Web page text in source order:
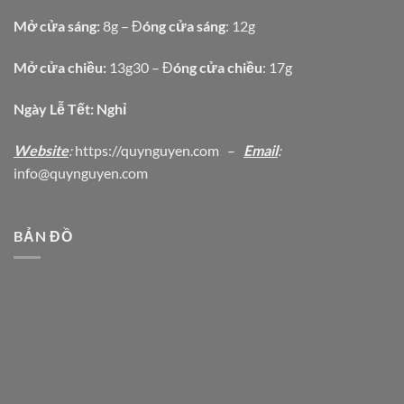
Mở cửa sáng: 8g – Đóng cửa sáng: 12g
Mở cửa chiều: 13g30 – Đóng cửa chiều: 17g
Ngày Lễ Tết: Nghỉ
Website:https://quynguyen.com – Email:
info@quynguyen.com
BẢN ĐỒ